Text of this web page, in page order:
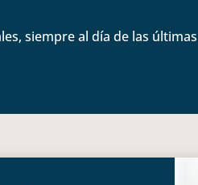
siempre al día de las